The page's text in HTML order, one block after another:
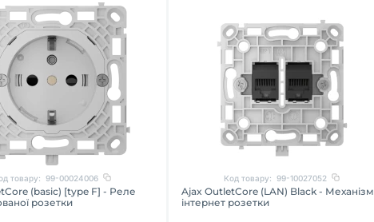
товару: 99-00024006
(basic) [type F] - Реле
розетки
Код товару: 99-10027052
Ajax OutletCore (LAN) Black - Механізм
інтернет розетки